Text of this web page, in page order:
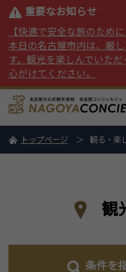
重要なお知らせ
【快適で安全な旅のため
本日の名古屋市内は、厳
す。観光を楽しんでいた
心がけてください。
トップページ 観る・楽
観
条件を